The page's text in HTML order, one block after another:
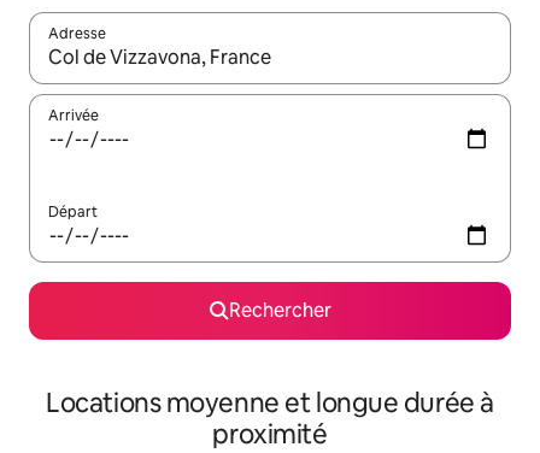
Adresse
Lorsque les résultats s'affichent, utilisez les flèches vers le
Arrivée
Départ
Rechercher
Locations moyenne et longue durée à
proximité